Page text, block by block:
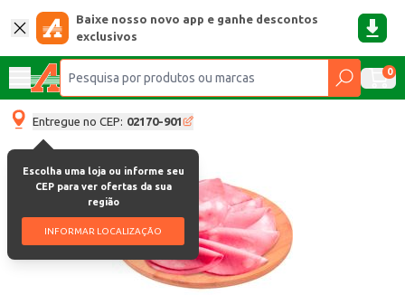
Baixe nosso novo app e ganhe descontos
exclusivos
0
Entregue no CEP: 02170-901
Escolha uma loja ou informe seu
CEP para ver ofertas da sua
região
INFORMAR LOCALIZAÇÃO